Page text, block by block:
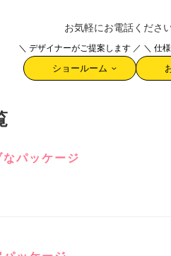
お気軽にお電話くださ
＼ デザイナーがご提案します ／
ショールーム
＼ 仕
パッケージ